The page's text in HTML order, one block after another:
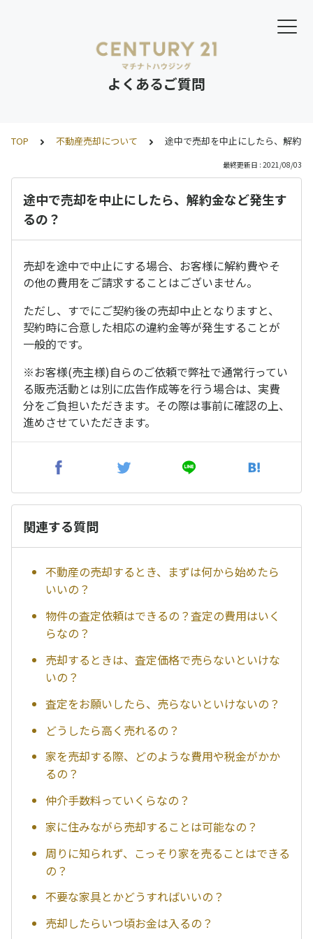
よくあるご質問
TOP 不動産売却について 途中で売却を中止にしたら、解約
最終更新日 : 2021/08/03
途中で売却を中止にしたら、解約金など発生す
るの？
売却を途中で中止にする場合、お客様に解約費やそ
の他の費用をご請求することはございません。
ただし、すでにご契約後の売却中止となりますと、
契約時に合意した相応の違約金等が発生することが
一般的です。
※お客様(売主様)自らのご依頼で弊社で通常行ってい
る販売活動とは別に広告作成等を行う場合は、実費
分をご負担いただきます。その際は事前に確認の上、
進めさせていただきます。
関連する質問
不動産の売却するとき、まずは何から始めたら
いいの？
物件の査定依頼はできるの？査定の費用はいく
らなの？
売却するときは、査定価格で売らないといけな
いの？
査定をお願いしたら、売らないといけないの？
どうしたら高く売れるの？
家を売却する際、どのような費用や税金がかか
るの？
仲介手数料っていくらなの？
家に住みながら売却することは可能なの？
周りに知られず、こっそり家を売ることはできる
の？
不要な家具とかどうすればいいの？
売却したらいつ頃お金は入るの？